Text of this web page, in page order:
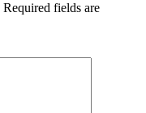
Required fields are